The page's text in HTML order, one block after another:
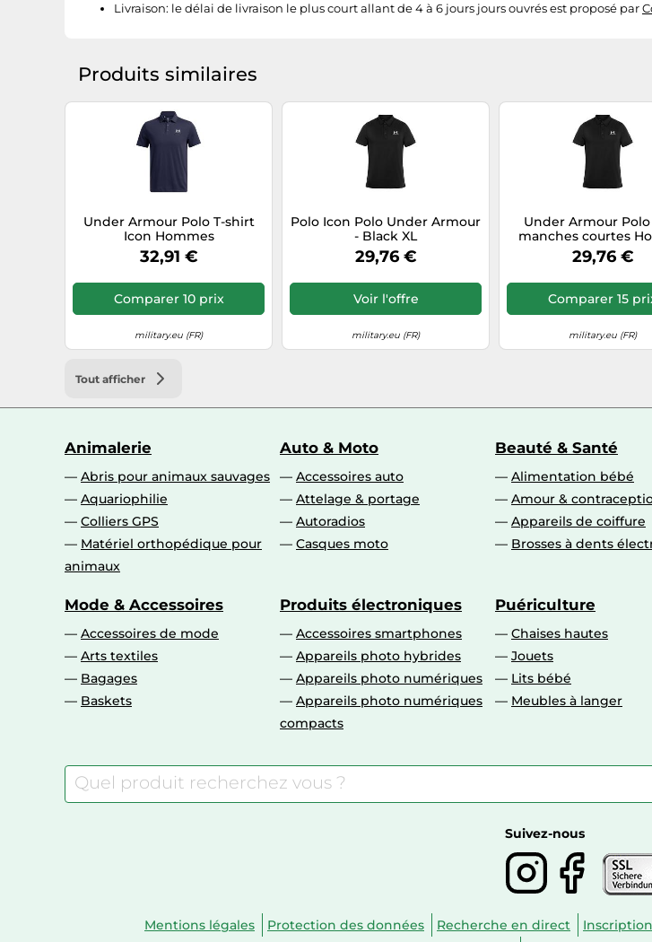
Livraison: le délai de livraison le plus court allant de 4 à 6 jours jours ouvrés est proposé par
Produits similaires
Under Armour Polo T-shirt
Icon Hommes
32,91 €
Comparer 10 prix
military.eu (FR)
Polo Icon Polo Under Armour
- Black XL
29,76 €
Voir l'offre
military.eu (FR)
Under Armour
manches courtes
Noir L
29,76 €
Comparer 15
military.eu (FR)
Tout afficher
Animalerie
Abris pour animaux sauvages
Aquariophilie
Colliers GPS
Matériel orthopédique pour
animaux
Auto & Moto
Accessoires auto
Attelage & portage
Autoradios
Casques moto
Beauté & Santé
Alimentation bébé
Amour &
Appareils de coiffure
Brosses à dents
Mode & Accessoires
Accessoires de mode
Arts textiles
Bagages
Baskets
Produits électroniques
Accessoires smartphones
Appareils photo hybrides
Appareils photo numériques
Appareils photo numériques
compacts
Puériculture
Chaises hautes
Jouets
Lits bébé
Meubles à langer
Suivez-nous
Mentions légales Protection des données Recherche en direct